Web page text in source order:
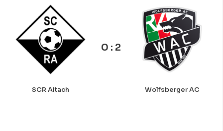
SCR Altach
0 : 2
Wolfsberger AC